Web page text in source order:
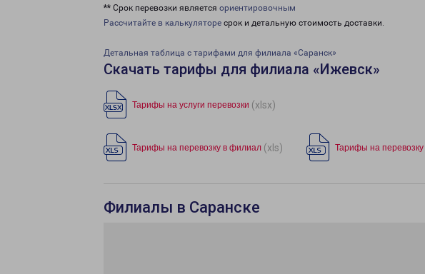
** Срок перевозки является ориентировочным
Рассчитайте в калькуляторе срок и детальную стоимость доставки.
Детальная таблица с тарифами для филиала «Саранск»
Скачать тарифы для филиала «Ижевск»
Тарифы на услуги перевозки (xlsx)
Тарифы на перевозку в филиал (xls) Тарифы на
Филиалы в Саранске